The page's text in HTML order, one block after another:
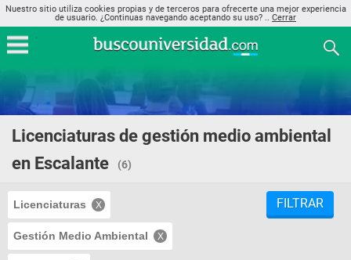
Nuestro sitio utiliza cookies propias y de terceros para ofrecerte una mejor experiencia
de usuario. ¿Continuas navegando aceptando su uso? .. Cerrar
Licenciaturas de gestión medio ambiental
en Escalante
(6)
Licenciaturas
Gestión Medio Ambiental
FILTRAR